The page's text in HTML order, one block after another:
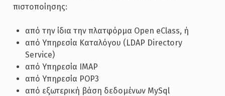
πιστοποίησης:
από την ίδια την πλατφόρμα Open eClass, ή
από Υπηρεσία Καταλόγου (LDAP Directory
Service)
από Υπηρεσία IMAP
από Υπηρεσία POP3
από εξωτερική βάση δεδομένων MySql